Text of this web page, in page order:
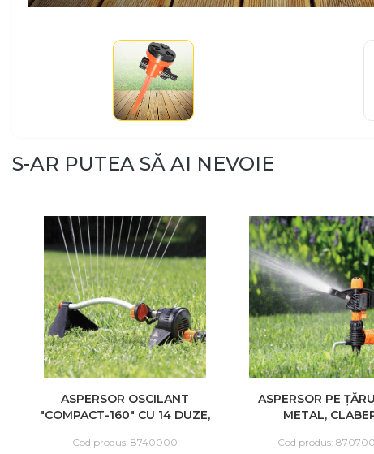
S-AR PUTEA SĂ AI NEVOIE
ASPERSOR OSCILANT
"COMPACT-160" CU 14 DUZE,
Cod produs: 8740000
ASPERSOR PE
METAL, CLABER
Cod produs: 8707000